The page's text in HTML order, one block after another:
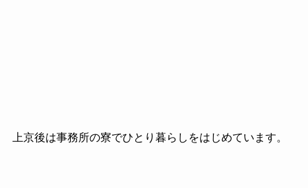
上京後は事務所の寮でひとり暮らしをはじめています。